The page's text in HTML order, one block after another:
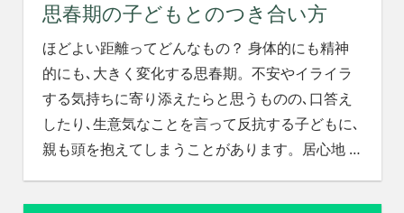
思春期の子どもとのつき合い方
ほどよい距離ってどんなもの？ 身体的にも精神
的にも､大きく変化する思春期。不安やイライラ
する気持ちに寄り添えたらと思うものの､口答え
したり､生意気なことを言って反抗する子どもに､
親も頭を抱えてしまうことがあります。居心地 …